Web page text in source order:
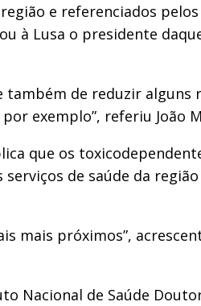
e referenciados pelos
à Lusa o presidente
de reduzir alguns
exemplo”, referiu João
que os
de saúde da
mais próximos”,
Nacional de Saúde